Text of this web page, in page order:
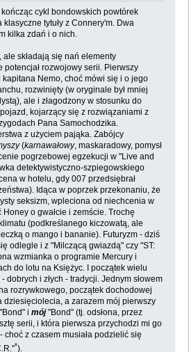
cykl bondowskich powtórek
tytuły z Connery'm. Dwa
kilka zdań i o nich.
ale składają się nań elementy
rozwojowy serii. Pierwszy
kapitana Nemo, choć mówi się i o jego
rozwinięty (w oryginale był mniej
ale i złagodzony w stosunku do
kojarzący się z rozwiązaniami z
Pana Samochodzika.
z użyciem pająka. Zabójcy
(karnawałowy, maskaradowy, pomysł
pogrzebowej egzekucji w "Live and
detektywistyczno-szpiegowskiego
w hotelu, gdy 007 przedsiębrał
Idąca w poprzek przekonaniu, że
seksizm, wpleciona od niechcenia w
o gwałcie i zemście. Trochę
(podkreślanego kiczowatą, ale
o mango i bananie). Futuryzm - dziś
odlegle i z "Milczącą gwiazdą" czy "ST:
wzmianka o programie Mercury i
do lotu na Księżyc. I początek wielu
dobrych i złych - tradycji. Jednym słowem
rozrywkowego, początek dochodowej
dziesięciolecia, a zarazem mój pierwszy
i mój"Bond" (tj. odsłona, przez
serii, i która pierwsza przychodzi mi go
choć z czasem musiała podzielić się
*).